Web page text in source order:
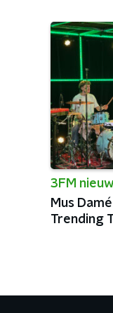
3FM
Mus
Trending